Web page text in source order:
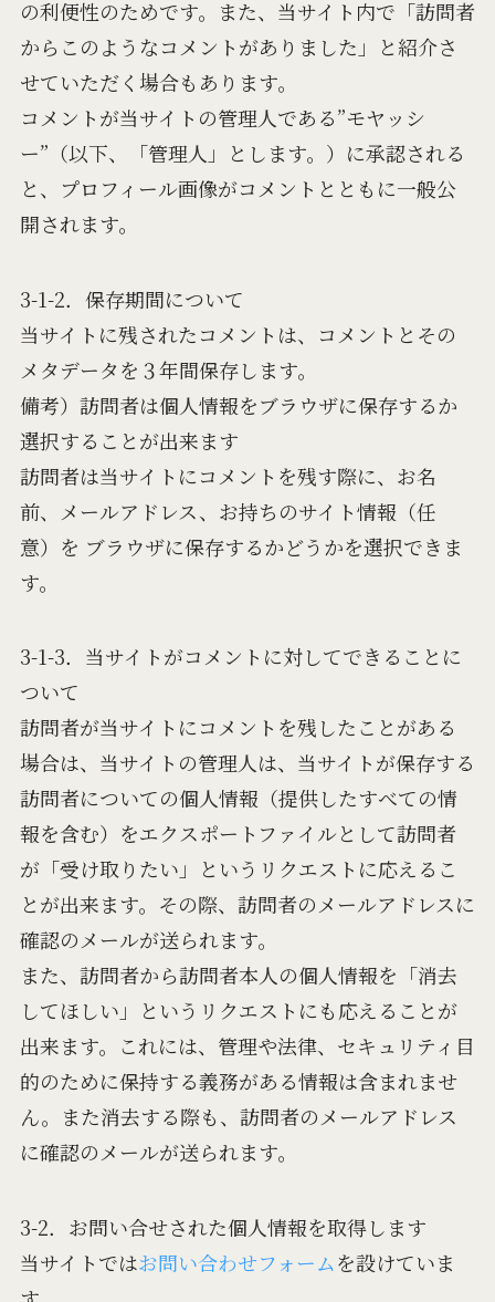
の利便性のためです。また、当サイト内で「訪問者
からこのようなコメントがありました」と紹介さ
せていただく場合もあります。
コメントが当サイトの管理人である”モヤッシ
ー”（以下、「管理人」とします。）に承認される
と、プロフィール画像がコメントとともに一般公
開されます。
3-1-2．保存期間について
当サイトに残されたコメントは、コメントとその
メタデータを３年間保存します。
備考）訪問者は個人情報をブラウザに保存するか
選択することが出来ます
訪問者は当サイトにコメントを残す際に、お名
前、メールアドレス、お持ちのサイト情報（任
意）を ブラウザに保存するかどうかを選択できま
す。
3-1-3．当サイトがコメントに対してできることに
ついて
訪問者が当サイトにコメントを残したことがある
場合は、当サイトの管理人は、当サイトが保存する
訪問者についての個人情報（提供したすべての情
報を含む）をエクスポートファイルとして訪問者
が「受け取りたい」というリクエストに応えるこ
とが出来ます。その際、訪問者のメールアドレスに
確認のメールが送られます。
また、訪問者から訪問者本人の個人情報を「消去
してほしい」というリクエストにも応えることが
出来ます。これには、管理や法律、セキュリティ目
的のために保持する義務がある情報は含まれませ
ん。また消去する際も、訪問者のメールアドレス
に確認のメールが送られます。
3-2．お問い合せされた個人情報を取得します
当サイトではお問い合わせフォームを設けていま